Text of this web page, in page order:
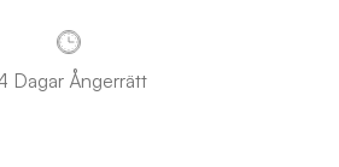
Dagar Ångerrätt